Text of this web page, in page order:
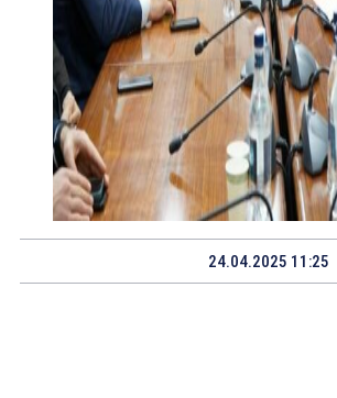
24.04.2025 11:25